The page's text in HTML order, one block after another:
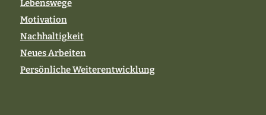
Lebenswege
Motivation
Nachhaltigkeit
Neues Arbeiten
Persönliche Weiterentwicklung